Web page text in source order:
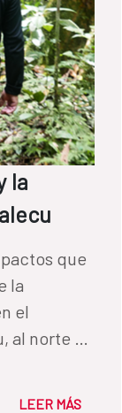
la
que
la
el
al norte de
LEER MÁS